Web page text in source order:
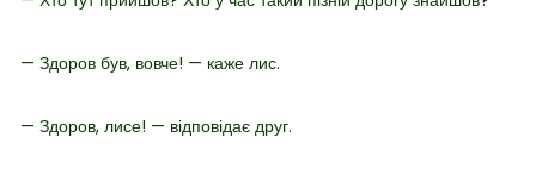
— Здоров був, вовче! — каже лис.
— Здоров, лисе! — відповідає друг.